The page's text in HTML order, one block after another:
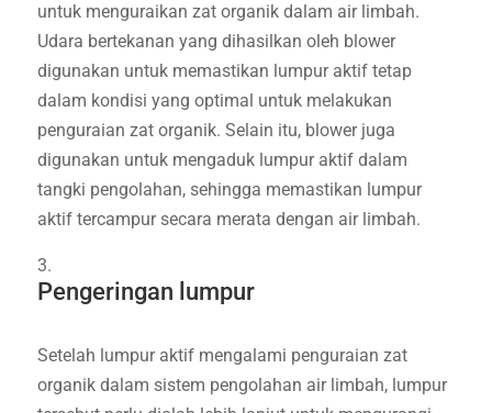
untuk menguraikan zat organik dalam air limbah.
Udara bertekanan yang dihasilkan oleh blower
digunakan untuk memastikan lumpur aktif tetap
dalam kondisi yang optimal untuk melakukan
penguraian zat organik. Selain itu, blower juga
digunakan untuk mengaduk lumpur aktif dalam
tangki pengolahan, sehingga memastikan lumpur
aktif tercampur secara merata dengan air limbah.
Pengeringan lumpur
Setelah lumpur aktif mengalami penguraian zat
organik dalam sistem pengolahan air limbah, lumpur